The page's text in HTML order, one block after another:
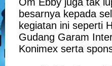
besarnya kepada
kegiatan ini seperti
Gudang Garam
Konimex serta